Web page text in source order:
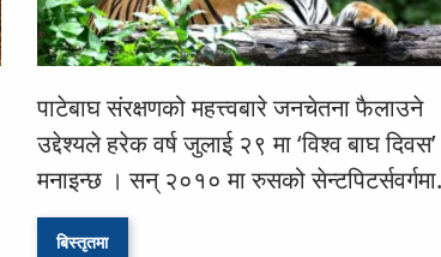
पाटेबाघ संरक्षणको महत्त्वबारे जनचेतना फैलाउने
उद्देश्यले हरेक वर्ष जुलाई २९ मा ‘विश्व बाघ दिवस’
मनाइन्छ । सन् २०१० मा रुसको
बिस्तृतमा